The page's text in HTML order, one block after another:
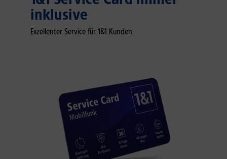
inklusive
Exzellenter Service für 1&1 Kunden.